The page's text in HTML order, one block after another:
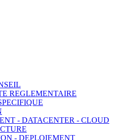
REGLEMENTAIRE
- DATACENTER - CLOUD
- DEPLOIEMENT